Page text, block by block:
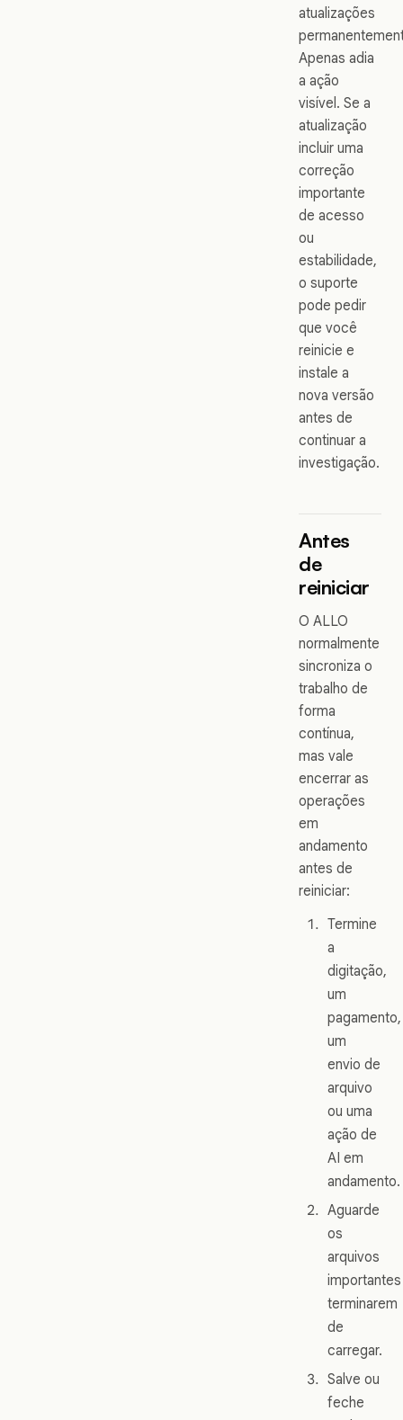
atualizações
Apenas adia
a ação
visível. Se a
atualização
incluir uma
correção
importante
de acesso
ou
estabilidade,
o suporte
pode pedir
que você
reinicie e
instale a
nova versão
antes de
continuar a
investigação.
Antes
de
reiniciar
O ALLO
normalmente
sincroniza o
trabalho de
forma
contínua,
mas vale
encerrar as
operações
em
andamento
antes de
reiniciar:
Termine
a
digitação,
um
pagamento,
um
envio de
arquivo
ou uma
ação de
AI em
andamento.
Aguarde
os
arquivos
importantes
terminarem
de
carregar.
Salve ou
feche